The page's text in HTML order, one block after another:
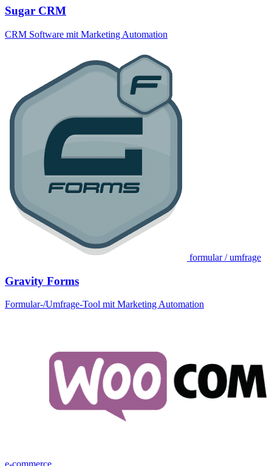
Sugar CRM
CRM Software mit Marketing Automation
formular / umfrage
Gravity Forms
Formular-/Umfrage-Tool mit Marketing Automation